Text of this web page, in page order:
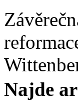
Najde